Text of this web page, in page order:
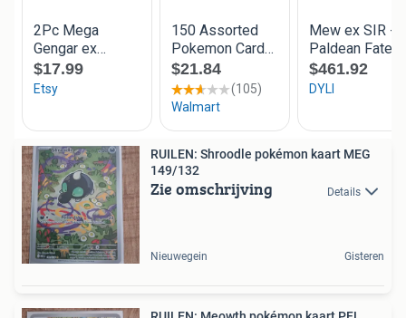
RUILEN: Shroodle pokémon kaart MEG
149/132
Zie omschrijving Details
Nieuwegein Gisteren